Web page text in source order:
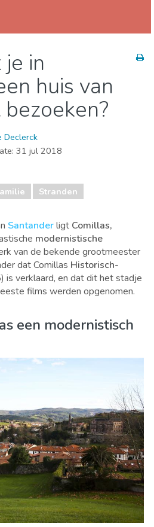
in
huis van
Declerck
31 jul 2018
Stranden
Santanderligt Comillas,
modernistische
van de bekende grootmeester
dat Comillas Historisch-
is verklaard, en dat dithet stadje
films werden opgenomen.
een modernistisch